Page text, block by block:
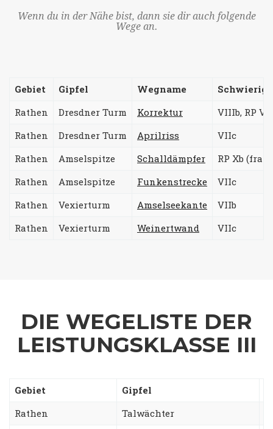
Wenn du in der Nähe bist, dann sie dir auch folgende
Wege an.
Gebiet Gipfel Wegname
Rathen
Dresdner Turm Korrektur
VIIIb, RP
Rathen
Dresdner Turm Aprilriss
VIIc
Rathen
Amselspitze Schalldämpfer
RP Xb
Rathen
Amselspitze Funkenstrecke
VIIc
Rathen
Vexierturm Amselseekante
VIIb
Rathen
Vexierturm Weinertwand VIIc
DIE WEGELISTE DER
LEISTUNGSKLASSE III
Gebiet Gipfel
Rathen
Talwächter